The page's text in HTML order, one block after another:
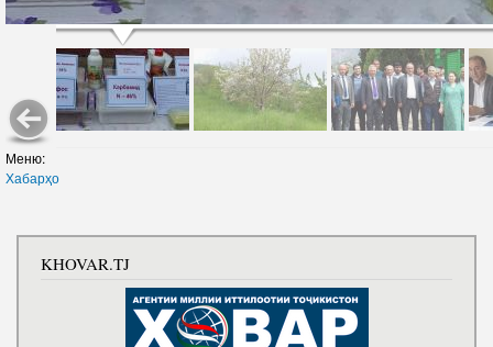
Меню:
Хабарҳо
KHOVAR.TJ